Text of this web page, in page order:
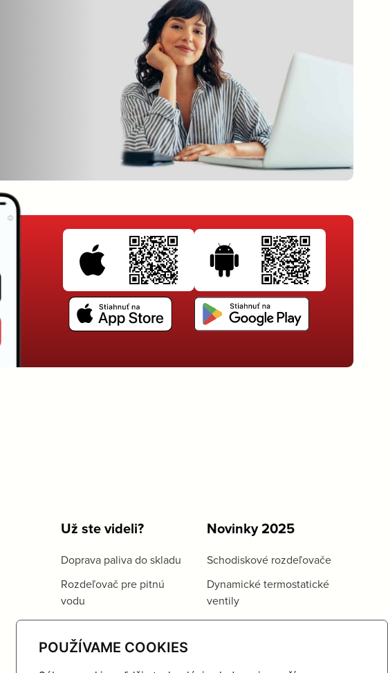
POUŽÍVAME COOKIES
Už ste videli?
Doprava paliva do skladu
Rozdeľovač pre pitnú
vodu
Novinky 2025
Schodiskové rozdeľovače
Dynamické termostatické
ventily